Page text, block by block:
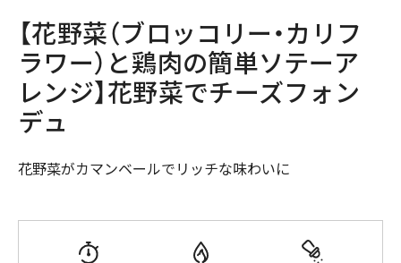
【花野菜（ブロッコリー・カリフ
ラワー）と鶏肉の簡単ソテーア
レンジ】花野菜でチーズフォン
デュ
花野菜がカマンベールでリッチな味わいに